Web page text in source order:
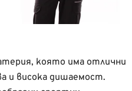
която има отлични
и висока дишаемост.